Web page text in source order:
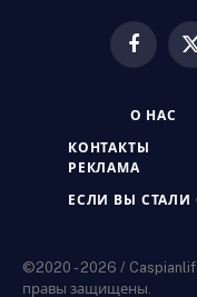
О НАС
КОНТАКТЫ
РЕКЛАМА
ЕСЛИ ВЫ
©2020 - 2026 /
правы защищены.